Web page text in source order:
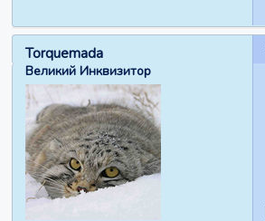
Torquemada
Великий Инквизитор